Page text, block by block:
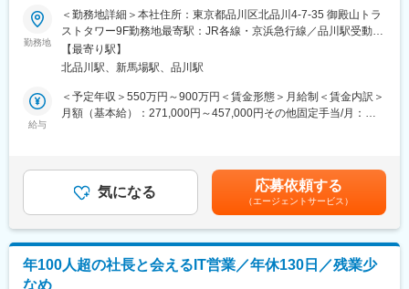
本県)、肥後橋駅、仙台駅、三宮・花時計前駅、袋町駅、天文館通
駅、立川駅、権堂駅、千葉駅、新大阪駅、栗林駅、丸の内駅(富山
県)、大阪阿部野橋駅、藤崎宮前駅、鹿児島中央駅前駅、土橋駅(広
島県)、郵便局前駅、西８丁目駅、東本願寺前駅、栄町駅(東京
都)、神奈川駅、五日市駅、武之橋駅、日本大通り駅、北松本駅、
西一宮駅、百舌鳥八幡駅、四条駅(京都市営)、新西大寺町筋駅、松
山駅(愛媛県)、スタジアムシティノース駅、西大橋駅、鷹野橋駅、
繋げる上流コンサルティングポジションです。
■企業概要
BtoB企業に特化したデジタルコミュニケーション支援会社です。
戦略・クリエイティブ・テクノロジーを掛け合わせ、企業サイト
構築からSEO、AIO、SNS活用、アクセス解析まで幅広く支援し
ています。
■採用背景
企業サイトに求められる役割が高度化し、グローバルサイト統合
■業務内容
BtoB企業が抱えるブランド認知向上や顧客接点強化、情報発信最
適化などの課題に対し、Webサイトを軸とした戦略立案から実行
・現状分析、競合分析
勤務地
＜勤務地詳細＞本社住所：東京都品川区北品川4-7-35 御殿山トラ
ストタワー9F勤務地最寄駅：JR各線・京浜急行線／品川駅受動喫
煙対策：屋内全面禁煙変更の範囲：会社の定める事業所（リモー
トワーク含む）
【最寄り駅】
北品川駅、新馬場駅、品川駅
給与
＜予定年収＞550万円～900万円＜賃金形態＞月給制＜賃金内訳＞
月額（基本給）：271,000円～457,000円その他固定手当/月：
業手当＞有＜給与補足＞・ご経験に応じて最終的な年収を決定い
たします。・その他固定手当詳細：リモート手当（一律3,000円）
賃金はあくまでも目安の金額であり、選考を通じて上下する可能
性があります。月給(月額)は固定手当を含めた表記です。
気になる 応募依頼する
（エージェントサービス）
年100人超の社長と会えるIT営業／年休130日／残業少
なめ